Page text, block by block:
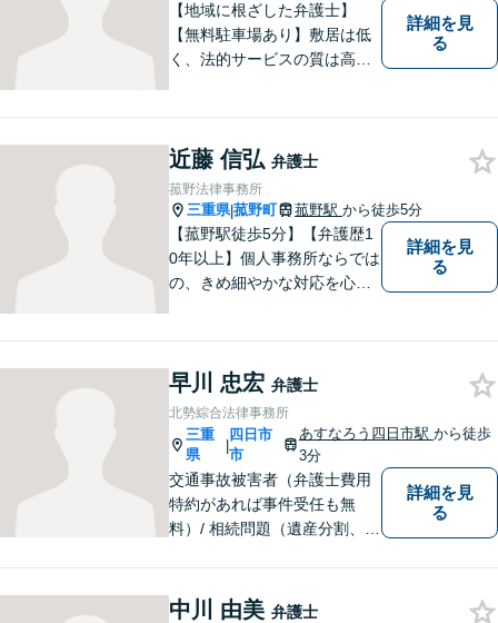
【地域に根ざした弁護士】
【無料駐車場あり】敷居は低
く、法的サービスの質は高く
題／離婚問題／相続問題／企
業法務など、幅広く対応可
能。【明確な料金体系】どう
ぞご連絡ください。
詳細を見
る
近藤 信弘 弁護士
菰野法律事務所
三重県|菰野町 菰野駅 から徒歩5分
【菰野駅徒歩5分】【弁護歴1
0年以上】個人事務所ならでは
の、きめ細やかな対応を心が
行います！【完全個室】
詳細を見
る
早川 忠宏 弁護士
北勢綜合法律事務所
三重
県
|
四日市
市
あすなろう四日市駅 から徒歩
3分
交通事故被害者（弁護士費用
特約があれば事件受任も無
料）/ 相続問題（遺産分割、遺
詳細を見
る
中川 由美 弁護士